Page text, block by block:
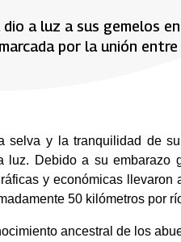
dio a luz a sus gemelos
por la unión
selva y la tranquilidad de
luz. Debido a su embarazo
y económicas
50 kilómetros por
ancestral de los